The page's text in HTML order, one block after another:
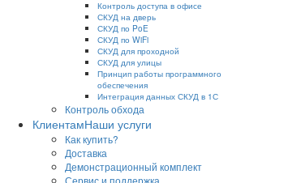
Контроль доступа в офисе
СКУД на дверь
СКУД по PoE
СКУД по WiFi
СКУД для проходной
СКУД для улицы
Принцип работы программного
обеспечения
Интеграция данных СКУД в 1С
Контроль обхода
КлиентамНаши услуги
Как купить?
Доставка
Демонстрационный комплект
Сервис и поддержка